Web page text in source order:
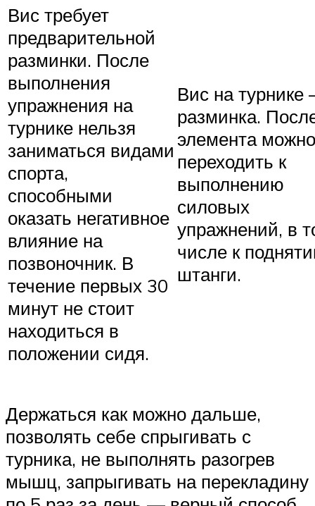
Вис требует
предварительной
разминки. После
выполнения
упражнения на
турнике нельзя
заниматься видами
спорта,
способными
оказать негативное
влияние на
позвоночник. В
течение первых 30
минут не стоит
находиться в
положении сидя.
Вис на
разминка.
элемента можно
переходить к
выполнению
силовых
упражнений, в
числе к
штанги.
Держаться как можно дальше,
позволять себе спрыгивать с
турника, не выполнять разогрев
мышц, запрыгивать на перекладину